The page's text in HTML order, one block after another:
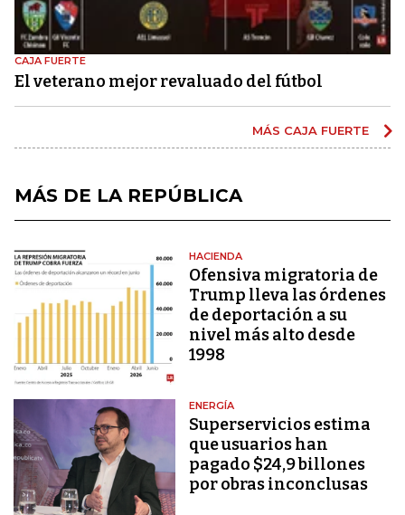
CAJA FUERTE
El veterano mejor revaluado del fútbol
MÁS CAJA FUERTE
MÁS DE LA REPÚBLICA
HACIENDA
Ofensiva migratoria de
Trump lleva las órdenes
de deportación a su
nivel más alto desde
1998
ENERGÍA
Superservicios estima
que usuarios han
pagado $24,9 billones
por obras inconclusas